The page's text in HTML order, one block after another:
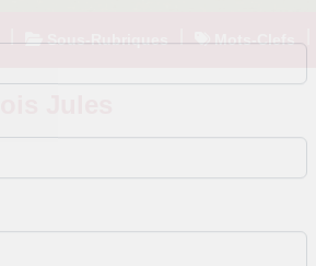
Sous-Rubriques Mots-Clefs
Jules